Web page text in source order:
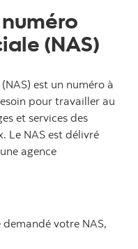
(NAS)
est un numéro à
pour travailler au
et services des
Le NAS est délivré
agence
demandé votre NAS,